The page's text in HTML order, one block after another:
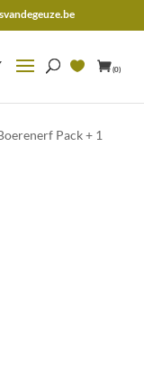
(0)
Pack + 1